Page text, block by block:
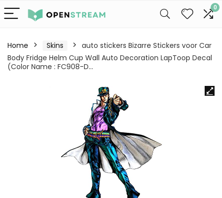
0
Home Skins
auto stickers Bizarre Stickers voor Car
Body Fridge Helm Cup Wall Auto Decoration LapToop Decal
(Color Name : FC908-D…